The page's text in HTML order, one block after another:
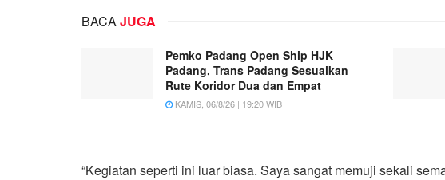
BACAJUGA
Pemko Padang Open Ship HJK
Padang, Trans Padang Sesuaikan
Rute Koridor Dua dan Empat
KAMIS, 06/8/26 | 19:20 WIB
“Kegiatan seperti ini luar biasa. Saya sangat memuji sekali